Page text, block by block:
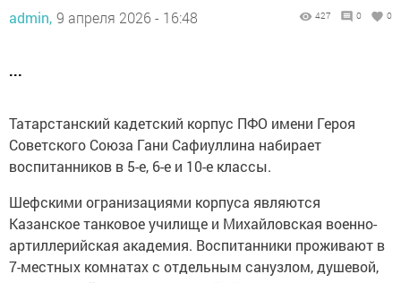
admin, 9 апреля 2026 - 16:48 427 0 0
...
Татарстанский кадетский корпус ПФО имени Героя
Советского Союза Гани Сафиуллина набирает
воспитанников в 5-е, 6-е и 10-е классы.
Шефскими огранизациями корпуса являются
Казанское танковое училище и Михайловская военно-
артиллерийская академия. Воспитанники проживают в
7-местных комнатах с отдельным санузлом, душевой,